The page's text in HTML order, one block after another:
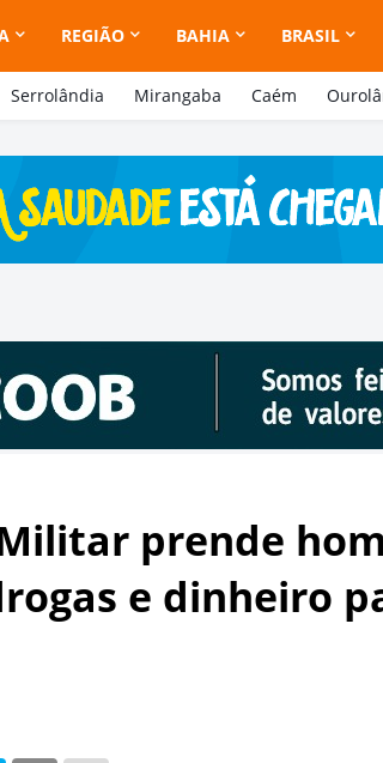
REGIÃO BAHIA BRASIL
Serrolândia Mirangaba Caém
prende
e dinheiro